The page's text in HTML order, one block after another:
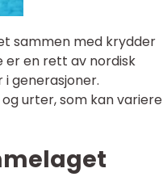
sammen med krydder
er en rett av nordisk
generasjoner.
urter, som kan variere